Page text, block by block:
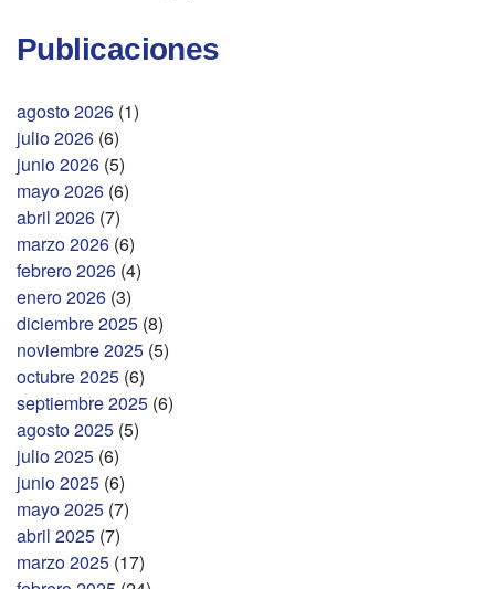
Publicaciones
agosto 2026 (1)
julio 2026 (6)
junio 2026 (5)
mayo 2026 (6)
abril 2026 (7)
marzo 2026 (6)
febrero 2026 (4)
enero 2026 (3)
diciembre 2025 (8)
noviembre 2025 (5)
octubre 2025 (6)
septiembre 2025 (6)
agosto 2025 (5)
julio 2025 (6)
junio 2025 (6)
mayo 2025 (7)
abril 2025 (7)
marzo 2025 (17)